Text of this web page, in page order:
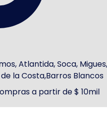
Atlantida, Soca,
la Costa,Barros Blancos
a partir de $ 10mil